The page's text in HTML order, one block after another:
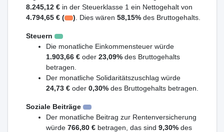
8.245,12 € in der Steuerklasse 1 ein Nettogehalt von
4.794,65 € (
) . Dies wären58,15% des Bruttogehalts.
Steuern
Die monatliche Einkommensteuer würde
1.903,66 € oder 23,09% des Bruttogehalts
betragen.
Der monatliche Solidaritätszuschlag würde
24,73 € oder 0,30% des Bruttogehalts betragen.
Soziale Beiträge
Der monatliche Beitrag zur Rentenversicherung
würde 766,80 € betragen, das sind 9,30% des